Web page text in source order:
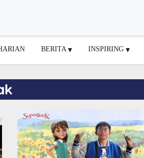
BERITA INSPIRING